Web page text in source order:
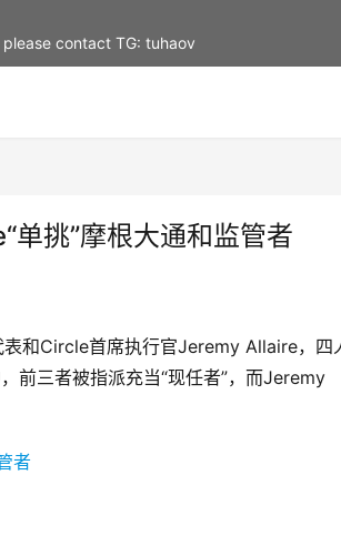
单挑”摩根大通和监管者
和Circle首席执行官Jeremy Allaire，四
前三者被指派充当“现任者”，而Jeremy
contact TG: tuhaov